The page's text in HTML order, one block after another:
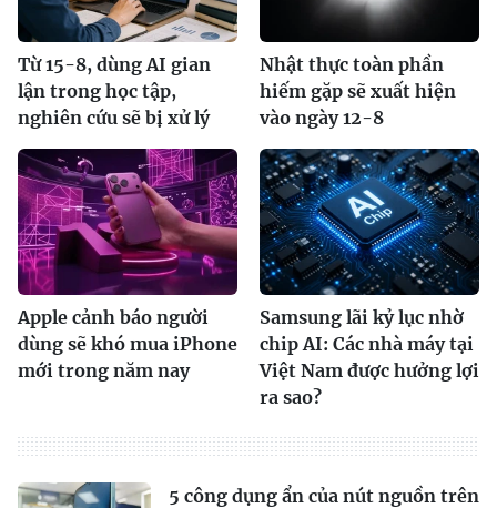
Từ 15-8, dùng AI gian
lận trong học tập,
nghiên cứu sẽ bị xử lý
Nhật thực toàn phần
hiếm gặp sẽ xuất hiện
vào ngày 12-8
Apple cảnh báo người
dùng sẽ khó mua iPhone
mới trong năm nay
Samsung lãi kỷ lục nhờ
chip AI: Các nhà máy tại
Việt Nam được hưởng lợi
ra sao?
5 công dụng ẩn của nút nguồn trên